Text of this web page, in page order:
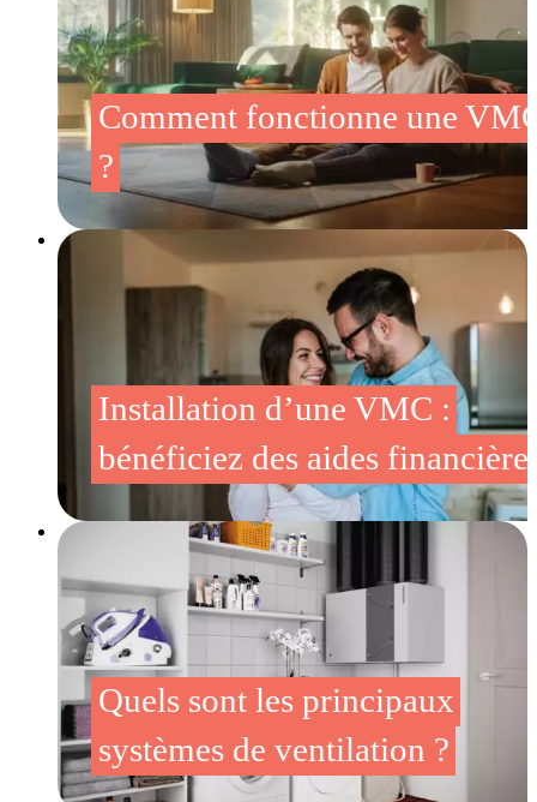
Comment fonctionne une
?
Installation d’une VMC :
bénéficiez des aides
Quels sont les principaux
systèmes de ventilation ?